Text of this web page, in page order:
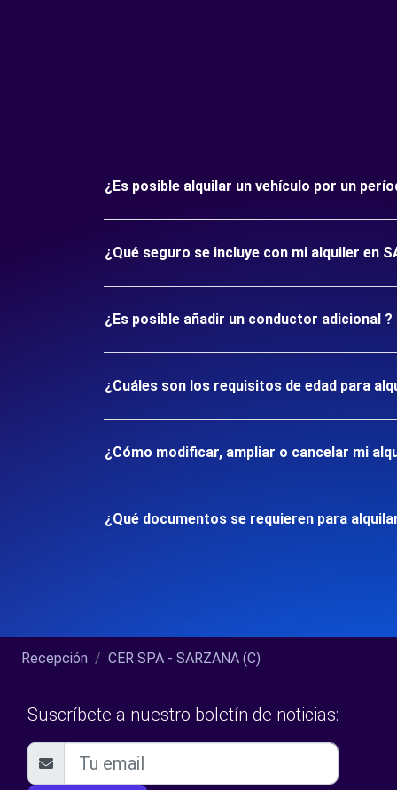
¿Es posible alquilar un vehículo por un
¿Qué seguro se incluye con mi alquiler en
¿Es posible añadir un conductor adicional ?
¿Cuáles son los requisitos de edad para
¿Cómo modificar, ampliar o cancelar mi
¿Qué documentos se requieren para
Recepción CER SPA - SARZANA (C)
Suscríbete a nuestro boletín de noticias: